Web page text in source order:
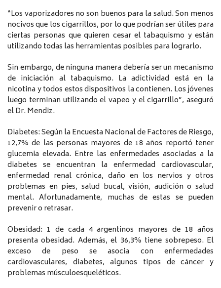
“Los vaporizadores no son buenos para la salud. Son menos
nocivos que los cigarrillos, por lo que podrían ser útiles para
ciertas personas que quieren cesar el tabaquismo y están
utilizando todas las herramientas posibles para lograrlo.
Sin embargo, de ninguna manera debería ser un mecanismo
de iniciación al tabaquismo. La adictividad está en la
nicotina y todos estos dispositivos la contienen. Los jóvenes
luego terminan utilizando el vapeo y el cigarrillo”, aseguró
el Dr. Mendiz.
Diabetes: Según la Encuesta Nacional de Factores de Riesgo,
12,7% de las personas mayores de 18 años reportó tener
glucemia elevada. Entre las enfermedades asociadas a la
diabetes se encuentran la enfermedad cardiovascular,
enfermedad renal crónica, daño en los nervios y otros
problemas en pies, salud bucal, visión, audición o salud
mental. Afortunadamente, muchas de estas se pueden
prevenir o retrasar.
Obesidad: 1 de cada 4 argentinos mayores de 18 años
presenta obesidad. Además, el 36,3% tiene sobrepeso. El
exceso de peso se asocia con enfermedades
cardiovasculares, diabetes, algunos tipos de cáncer y
problemas músculoesqueléticos.